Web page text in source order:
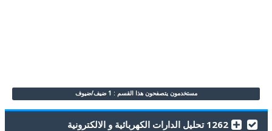
مستخدمون يتصفحون هذا القسم : 1 ضيف/ضيوف
1262 تحليل الدارات الكهربائية و الالكترونية